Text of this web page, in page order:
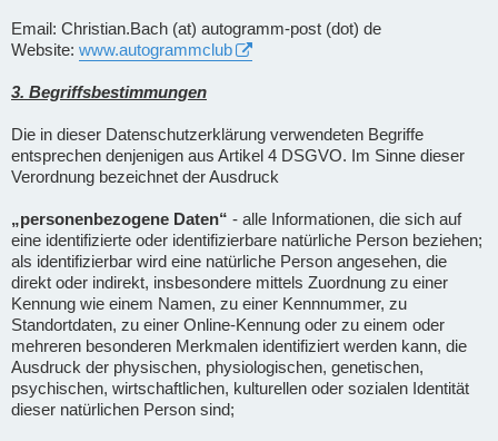
Email: Christian.Bach (at) autogramm-post (dot) de
Website: www.autogrammclub
3. Begriffsbestimmungen
Die in dieser Datenschutzerklärung verwendeten Begriffe
entsprechen denjenigen aus Artikel 4 DSGVO. Im Sinne dieser
Verordnung bezeichnet der Ausdruck
„personenbezogene Daten“ - alle Informationen, die sich auf
eine identifizierte oder identifizierbare natürliche Person beziehen;
als identifizierbar wird eine natürliche Person angesehen, die
direkt oder indirekt, insbesondere mittels Zuordnung zu einer
Kennung wie einem Namen, zu einer Kennnummer, zu
Standortdaten, zu einer Online-Kennung oder zu einem oder
mehreren besonderen Merkmalen identifiziert werden kann, die
Ausdruck der physischen, physiologischen, genetischen,
psychischen, wirtschaftlichen, kulturellen oder sozialen Identität
dieser natürlichen Person sind;